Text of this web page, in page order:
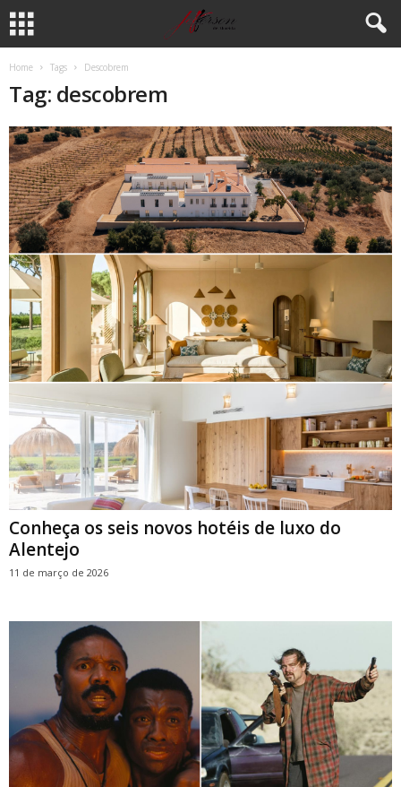
Home Tags Descobrem
Tag: descobrem
Conheça os seis novos hotéis de luxo do
Alentejo
11 de março de 2026